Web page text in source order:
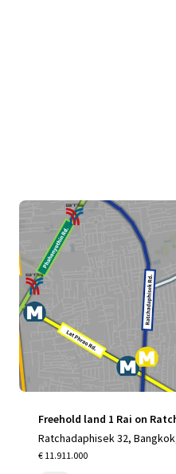
Freehold land 1 Rai on
Ratchadaphisek 32,
€ 11.911.000